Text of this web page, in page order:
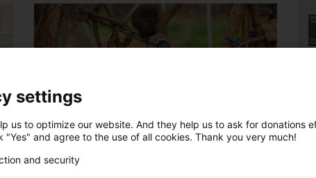
Jetzt spenden: Hunger in Afrika
In vielen Ländern Afrikas sind Millionen
settings
us to optimize our website. And they help us to ask for donations
"Yes" and agree to the use of all cookies. Thank you very much!
and security